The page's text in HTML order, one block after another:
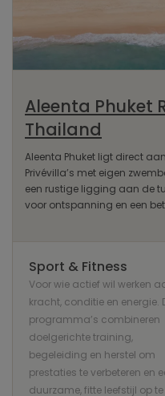
Aleenta Phuket
Thailand
Aleenta Phuket ligt direct
Privévilla’s met eigen
een rustige ligging aan de
voor ontspanning en een
Sport & Fitness
Voor wie actief wil werken
kracht, conditie en energie.
programma’s combineren
doelgerichte training,
begeleiding en herstel om
prestaties te verbeteren en
duurzame, fitte leefstijl op te